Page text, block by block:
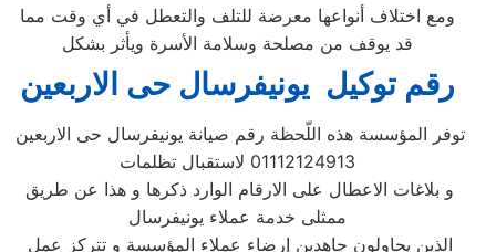
ومع اختلاف أنواعها معرضة للتلف والتعطل في أي وقت مما
قد يوقف من مصلحة وسلامة الأسرة ويأثر بشكل
رقم توكيل يونيفرسال حى الاربعين
توفر المؤسسة هذه اللّحظة رقم صيانة يونيفرسال حى الاربعين
01112124913 لاستقبال تظلمات
ممثلى خدمة عملاء يونيفرسال